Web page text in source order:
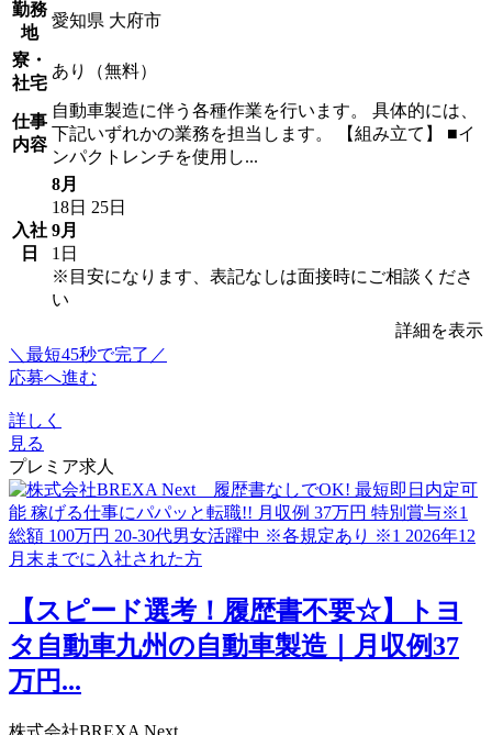
勤務
地
愛知県 大府市
寮・
社宅
あり（無料）
仕事
内容
自動車製造に伴う各種作業を行います。 具体的には、
下記いずれかの業務を担当します。 【組み立て】 ■イ
ンパクトレンチを使用し...
入社
日
8月
18日 25日
9月
1日
※目安になります、表記なしは面接時にご相談くださ
い
詳細を表示
＼最短45秒で完了／
応募へ進む
詳しく
見る
プレミア求人
【スピード選考！履歴書不要☆】トヨ
タ自動車九州の自動車製造｜月収例37
万円...
株式会社BREXA Next